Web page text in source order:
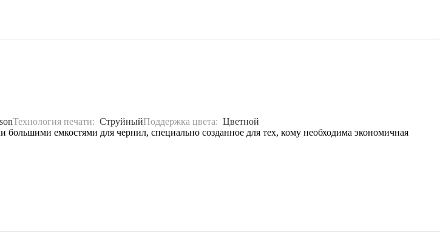
Технология печати: СтруйныйПоддержка цвета: Цветной
емкостями для чернил, специально созданное для тех, кому необходима экономичная